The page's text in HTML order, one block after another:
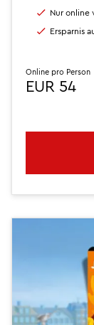
Nur online
Ersparnis
Online pro Person
EUR 54